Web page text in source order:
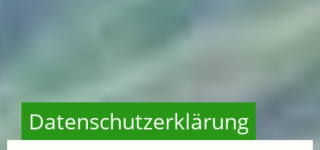
Datenschutzerklärung